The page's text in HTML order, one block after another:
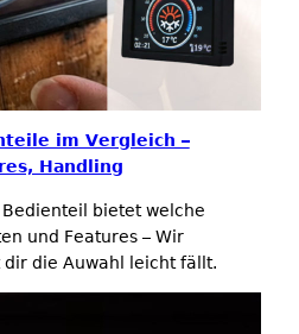
im Vergleich –
Handling
bietet welche
und Features – Wir
die Auwahl leicht fällt.